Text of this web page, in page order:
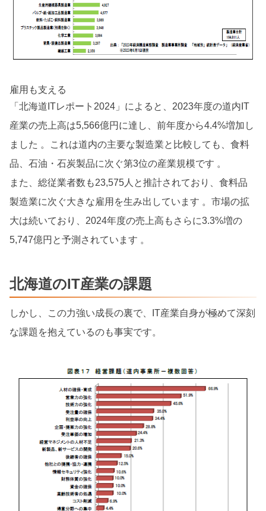
雇用も支える
「北海道ITレポート2024」によると、2023年度の道内IT
産業の売上高は5,566億円に達し、前年度から4.4%増加し
ました 。これは道内の主要な製造業と比較しても、食料
品、石油・石炭製品に次ぐ第3位の産業規模です 。
また、総従業者数も23,575人と推計されており、食料品
製造業に次ぐ大きな雇用を生み出しています 。市場の拡
大は続いており、2024年度の売上高もさらに3.3%増の
5,747億円と予測されています 。
北海道のIT産業の課題
しかし、この力強い成長の裏で、IT産業自身が極めて深刻
な課題を抱えているのも事実です。